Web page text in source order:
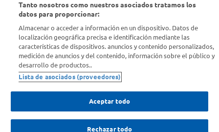
Conocenos
Info útil
Comprá Online
Tanto nosotros como nuestros asociados tratamos los
datos para proporcionar:
Almacenar o acceder a información en un dispositivo. Datos de
localización geográfica precisa e identificación mediante las
características de dispositivos. anuncios y contenido personalizados,
medición de anuncios y del contenido, información sobre el público y
desarrollo de productos..
Lista de asociados (proveedores)
Aceptar todo
Rechazar todo